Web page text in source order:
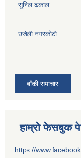
सुनिल ढकाल
उजेली नगरकोटी
बाँकी समाचार
हाम्रो फेसबुक
https://